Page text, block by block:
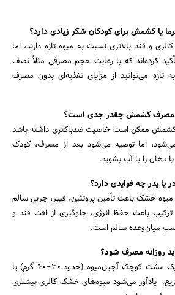
و قند بالاتری نسبت به میوه تازه دارند، اما
کرده‌اند که با رعایت حجم مصرفی مثلاً نصف
می‌توانید از مزایای تغذیه‌ای بدون مصرف
کشمش ممکن است خاصیت ضدباکتری داشته باشد
اما توصیه می‌شود بعد از مصرف، کودک
دهان را با آب بشوید.
خشک باعث تأمین پروتئین، فیبر، چربی‌ سالم
باعث حفظ انرژی، جلوگیری از افت قند و
میان‌وعده سالم است.
مقدار کم کافی است مثلاً یک مشت کوچک آجیل‌میوه (حدود ۳۰–۴۰ گرم) یا
یادآور می‌شود میوه‌های خشک کالری بیشتری